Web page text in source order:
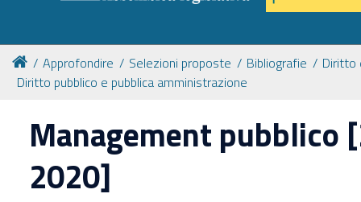
Collezioni
Appuntamenti
Approfondire Selezioni proposte Bibliografie
Diritto
Diritto pubblico e pubblica amministrazione
Management pubblico
2020]